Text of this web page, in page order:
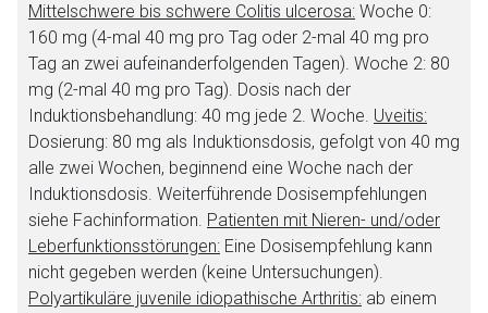
Mittelschwere bis schwere Colitis ulcerosa: Woche 0:
160 mg (4-mal 40 mg pro Tag oder 2-mal 40 mg pro
Tag an zwei aufeinanderfolgenden Tagen). Woche 2: 80
mg (2-mal 40 mg pro Tag). Dosis nach der
Induktionsbehandlung: 40 mg jede 2. Woche. Uveitis:
Dosierung: 80 mg als Induktionsdosis, gefolgt von 40 mg
alle zwei Wochen, beginnend eine Woche nach der
Induktionsdosis. Weiterführende Dosisempfehlungen
siehe Fachinformation. Patienten mit Nieren- und/oder
Leberfunktionsstörungen: Eine Dosisempfehlung kann
nicht gegeben werden (keine Untersuchungen).
Polyartikuläre juvenile idiopathische Arthritis: ab einem